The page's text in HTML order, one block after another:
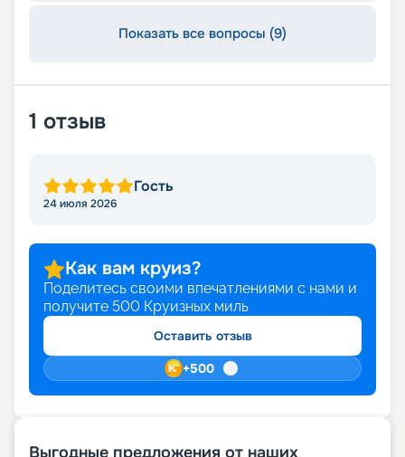
Показать все вопросы (9)
1 отзыв
Гость
24 июля 2026
Как вам круиз?
Поделитесь своими впечатлениями с нами и
получите 500 Круизных миль
Оставить отзыв
+500
Выгодные предложения от наших